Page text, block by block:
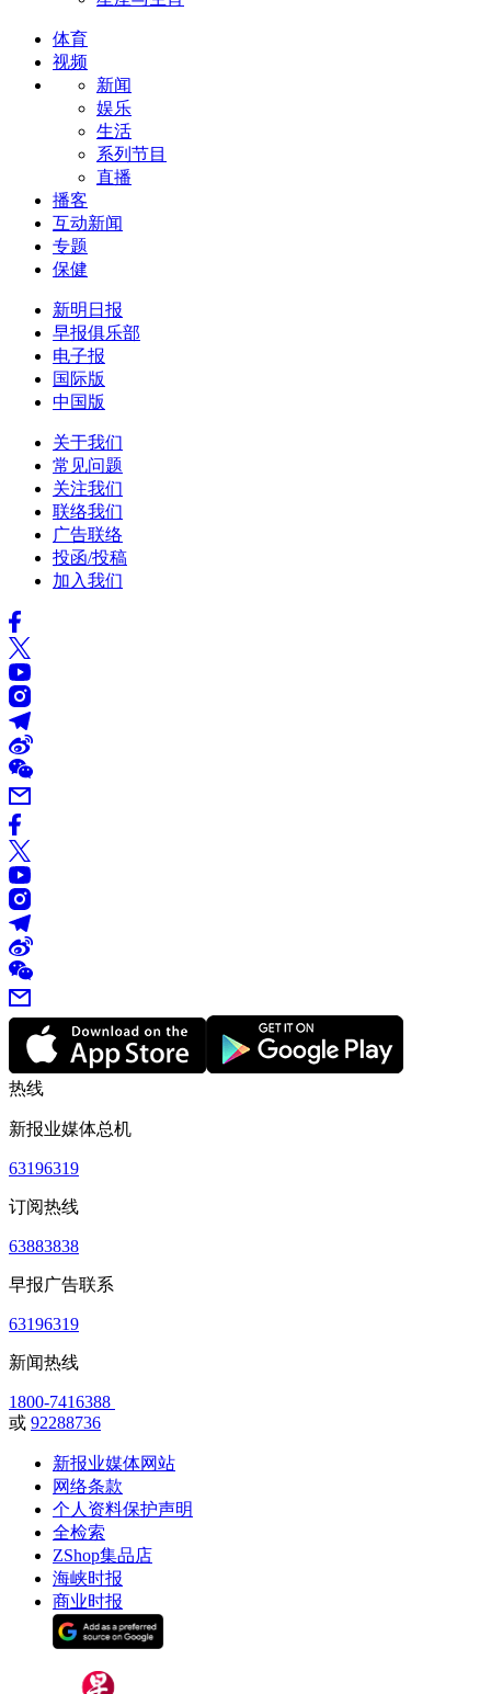
体育
视频
新闻
娱乐
生活
系列节目
直播
播客
互动新闻
专题
保健
新明日报
早报俱乐部
电子报
国际版
中国版
关于我们
常见问题
关注我们
联络我们
广告联络
投函/投稿
加入我们
热线
新报业媒体总机
63196319
订阅热线
63883838
早报广告联系
63196319
新闻热线
1800-7416388
或 92288736
新报业媒体网站
网络条款
个人资料保护声明
全检索
ZShop集品店
海峡时报
商业时报